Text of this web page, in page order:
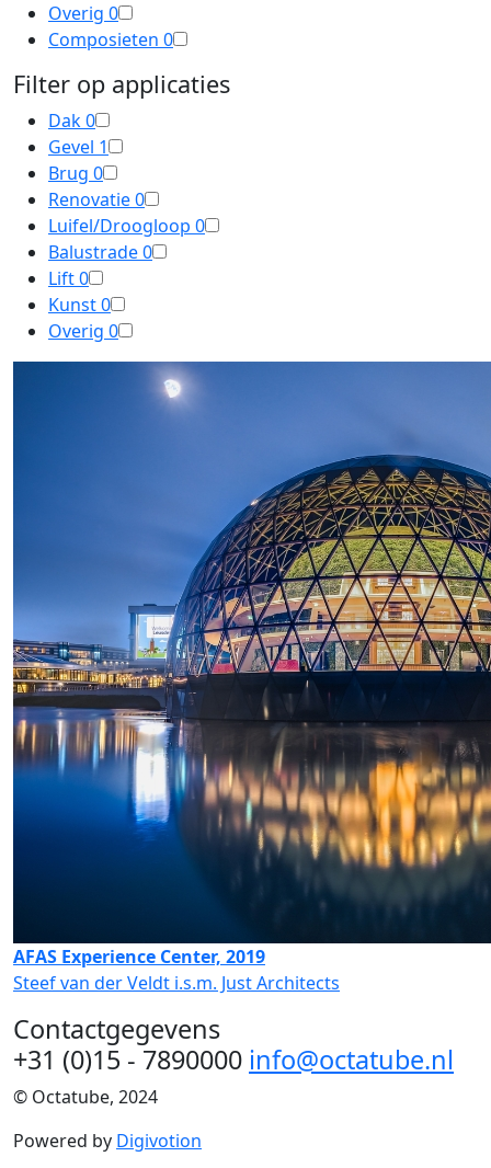
Overig 0
Composieten 0
Filter op applicaties
Dak0
Gevel 1
Brug 0
Renovatie0
Luifel/Droogloop 0
Balustrade0
Lift0
Kunst0
Overig 0
AFAS Experience Center, 2019
Steef van der Veldt i.s.m. Just Architects
Contactgegevens
+31 (0)15 - 7890000 info@octatube.nl
© Octatube, 2024
Powered by Digivotion